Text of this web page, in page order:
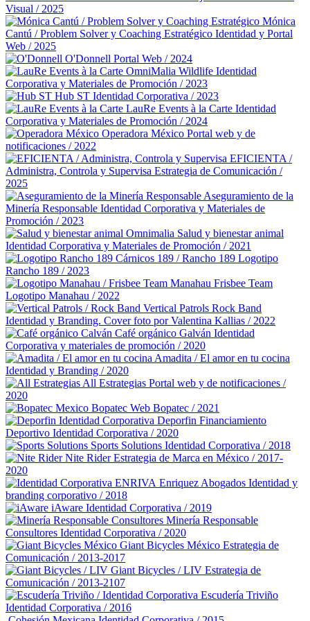
Visual / 2025
Mónica
Cantú / Problem Solver y Coaching Estratégico Identidad y Portal
Web / 2025
O'Donnell Portal Web / 2024
OmniMalia Wildlife Identidad
Corporativa y Materiales de Promoción / 2023
Hub ST Identidad Corporativa / 2023
LauRe Events à la Carte Identidad
Corporativa y Materiales de Promoción / 2024
Operadora México Portal web y de
notificaciones / 2022
EFICIENTA /
Administra, Controla y Supervisa Estrategia de Comunicación /
2025
Aseguramiento de la
Minería Responsable Identidad Corporativa y Materiales de
Promoción / 2023
Omnimalia Salud y bienestar animal
Identidad Corporativa y Materiales de Promoción / 2021
Cárnicos 189 / Rancho 189 Logotipo
Rancho 189 / 2023
Manahau Frisbee Team
Logotipo Manahau / 2022
Vertical Patrols Rock Band
Identidad y Branding. Cover foto por Valentina Kallias / 2022
Café orgánico Galván Identidad
Corporativa y materiales de promoción / 2020
Amadita / El amor en tu cocina
Identidad y Branding / 2020
All Estrategias Portal web y de notificaciones /
2020
Bopatec Web Bopatec / 2021
Deporfin Financiamiento
Deportivo Identidad Corporativa / 2020
Sports Solutions Identidad Corporativa / 2018
Nite Rider Estrategia de Marca en México / 2017-
2020
Enriquez Abogados Identidad y
branding corporativo / 2018
iAware Identidad Corporativa / 2019
Minería Responsable
Consultores Identidad Corporativa / 2020
Giant Bicycles México Estrategia de
Comunicación / 2013-2017
Giant Bicycles / LIV Estrategia de
Comunicación / 2013-2107
Escudería Triviño
Identidad Corporativa / 2016